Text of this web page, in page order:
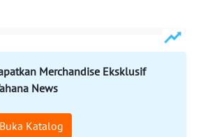
Merchandise Eksklusif
News
Buka Katalog